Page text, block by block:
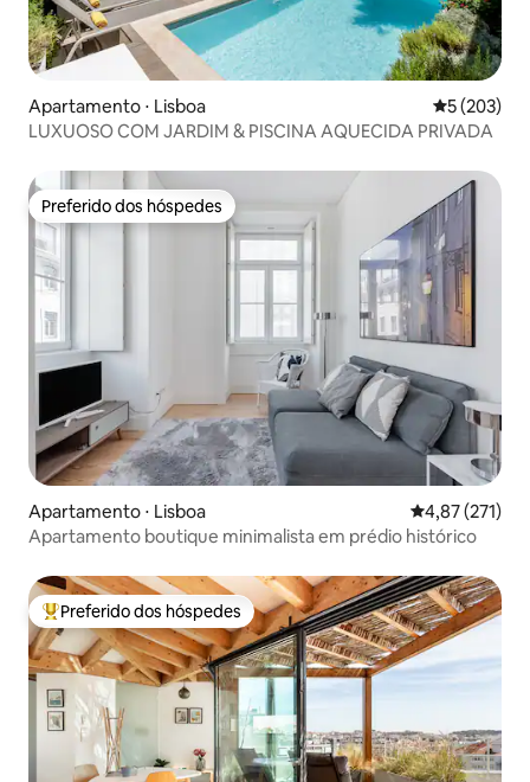
Apartamento ⋅ Lisboa 5 de uma
5 (203)
LUXUOSO COM JARDIM & PISCINA AQUECIDA PRIVADA
Preferido dos hóspedes
Preferido dos hóspedes
Apartamento ⋅ Lisboa 4,87 de uma
4,87 (271)
Apartamento boutique minimalista em prédio histórico
Entre os melhores preferidos dos hóspedes
Preferido dos hóspedes